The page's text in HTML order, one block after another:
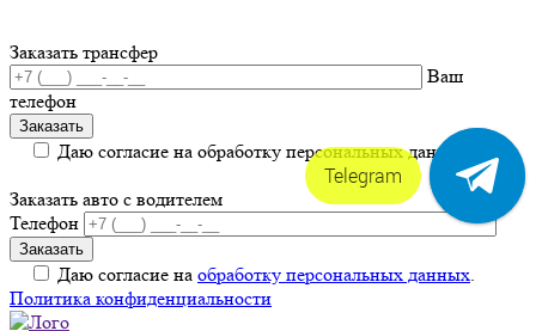
Заказать трансфер
Ваш
телефон
Даю согласие на обработку персональных данных.
Заказать авто с водителем
Телефон
Даю согласие на обработку персональных данных
Политика конфиденциальности
Telegram